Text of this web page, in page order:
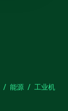
能源
工业机